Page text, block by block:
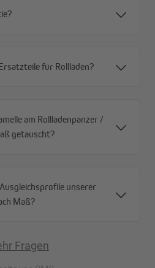
für die Stirndeckel zurecht
für Rollläden?
am Rollladenpanzer /
getauscht?
unserer
Maß?
Fragen